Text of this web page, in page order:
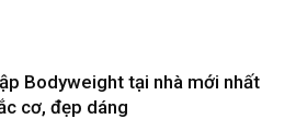
Bodyweight tại nhà mới nhất
cơ, đẹp dáng